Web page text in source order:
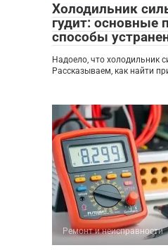
Холодильник
гудит: основные
способы
Надоело, что холодильник
Рассказываем, как найти
Ремонт и неисправности